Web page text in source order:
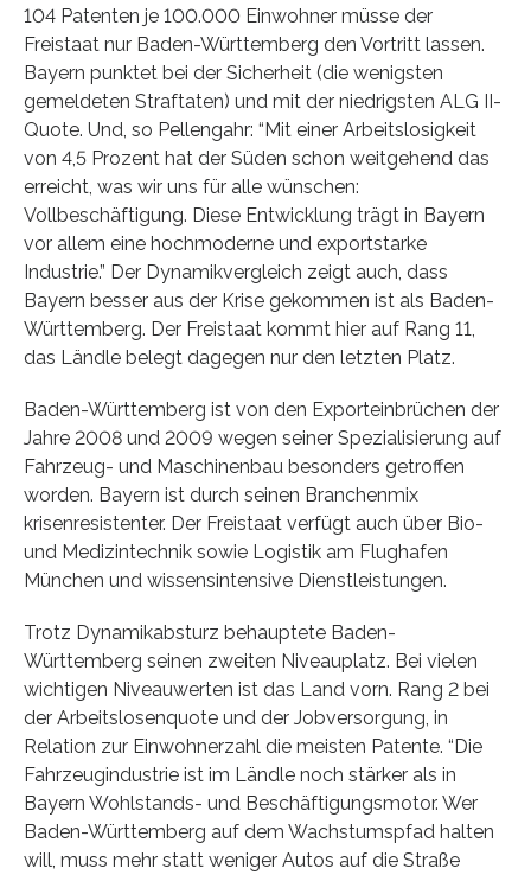
104 Patenten je 100.000 Einwohner müsse der
Freistaat nur Baden-Württemberg den Vortritt lassen.
Bayern punktet bei der Sicherheit (die wenigsten
gemeldeten Straftaten) und mit der niedrigsten ALG II-
Quote. Und, so Pellengahr: “Mit einer Arbeitslosigkeit
von 4,5 Prozent hat der Süden schon weitgehend das
erreicht, was wir uns für alle wünschen:
Vollbeschäftigung. Diese Entwicklung trägt in Bayern
vor allem eine hochmoderne und exportstarke
Industrie.” Der Dynamikvergleich zeigt auch, dass
Bayern besser aus der Krise gekommen ist als Baden-
Württemberg. Der Freistaat kommt hier auf Rang 11,
das Ländle belegt dagegen nur den letzten Platz.
Baden-Württemberg ist von den Exporteinbrüchen der
Jahre 2008 und 2009 wegen seiner Spezialisierung auf
Fahrzeug- und Maschinenbau besonders getroffen
worden. Bayern ist durch seinen Branchenmix
krisenresistenter. Der Freistaat verfügt auch über Bio-
und Medizintechnik sowie Logistik am Flughafen
München und wissensintensive Dienstleistungen.
Trotz Dynamikabsturz behauptete Baden-
Württemberg seinen zweiten Niveauplatz. Bei vielen
wichtigen Niveauwerten ist das Land vorn. Rang 2 bei
der Arbeitslosenquote und der Jobversorgung, in
Relation zur Einwohnerzahl die meisten Patente. “Die
Fahrzeugindustrie ist im Ländle noch stärker als in
Bayern Wohlstands- und Beschäftigungsmotor. Wer
Baden-Württemberg auf dem Wachstumspfad halten
will, muss mehr statt weniger Autos auf die Straße